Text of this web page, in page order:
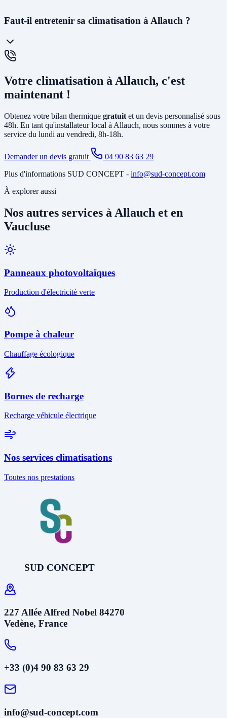
LaPAC air-air(climatisation réversible) souffle directement de l'air
circuit de chauffage (radiateurs ou plancher chauffant) et peut aussi
produire votre eau chaude sanitaire. Elle remplace avantageusement
une chaudière gaz ou fioul et est éligible à MaPrimeRénov'.
Faut-il entretenir sa climatisation à Allauch ?
Oui, un
proposons descontrats de maintenanceà Allauch incluant le
nettoyage des filtres, la vérification du circuit frigorifique, le contrôle
des performances et la recharge éventuelle du fluide.
Votre climatisation à Allauch, c'est
maintenant !
Obtenez votre bilan thermique gratuit et un devis personnalisé sous
48h. En tant qu'installateur local à Allauch, nous sommes à votre
service du lundi au vendredi, 8h-18h.
Demander un devis gratuit
04 90 83 63 29
Plus d'informations SUD CONCEPT - info@sud-concept.com
À explorer aussi
Nos autres services à Allauch et en
Vaucluse
Panneaux photovoltaïques
Production d'électricité verte
Pompe à chaleur
Chauffage écologique
Bornes de recharge
Recharge véhicule électrique
Nos services climatisations
Toutes nos prestations
SUD CONCEPT
227 Allée Alfred Nobel 84270
Vedène, France
+33 (0)4 90 83 63 29
info@sud-concept.com